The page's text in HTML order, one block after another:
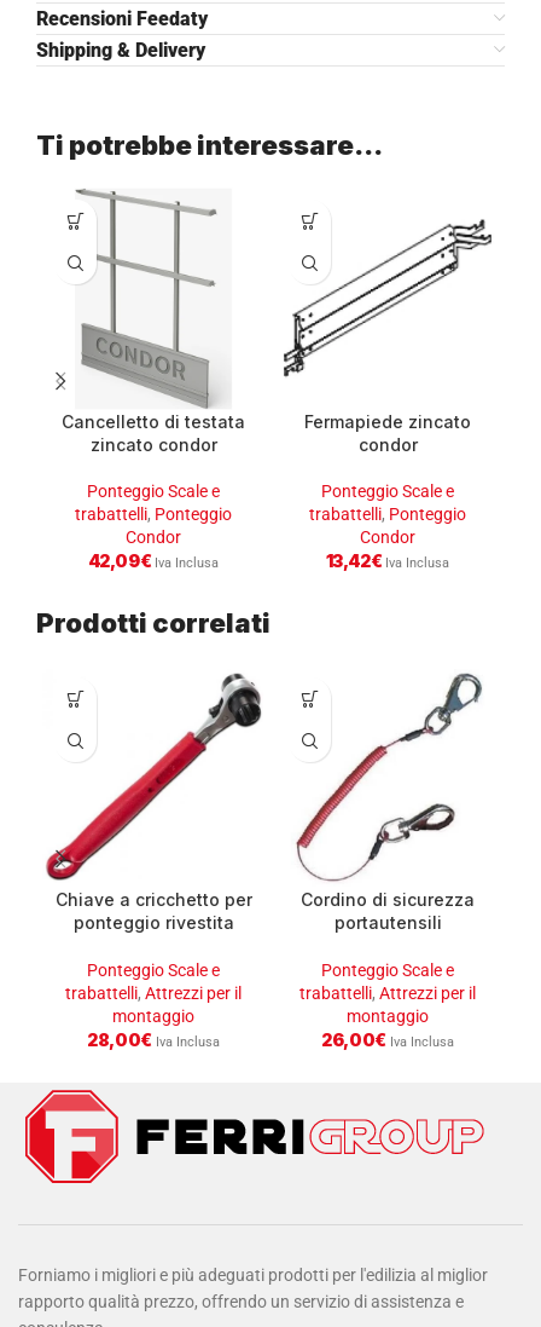
Recensioni Feedaty
Shipping & Delivery
Ti potrebbe interessare…
Cancelletto di testata
zincato condor
Ponteggio Scale e
trabattelli, Ponteggio
Condor
42,09€ Iva Inclusa
Fermapiede zincato
condor
Ponteggio Scale e
trabattelli, Ponteggio
Condor
13,42€ Iva Inclusa
Prodotti correlati
Chiave a cricchetto per
ponteggio rivestita
Ponteggio Scale e
trabattelli, Attrezzi per il
montaggio
28,00€ Iva Inclusa
Cordino di sicurezza
portautensili
Ponteggio Scale e
trabattelli, Attrezzi per il
montaggio
26,00€ Iva Inclusa
Forniamo i migliori e più adeguati prodotti per l'edilizia al miglior
rapporto qualità prezzo, offrendo un servizio di assistenza e